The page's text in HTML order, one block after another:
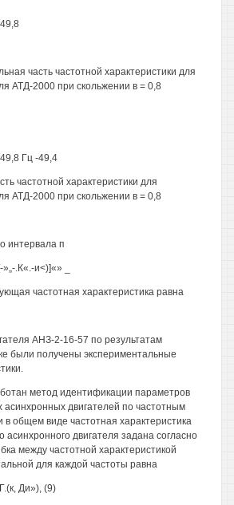
часть частотной характеристики для
АТД-2000 при скольжении в = 0,8
Гц -49,4
частотной характеристики для
АТД-2000 при скольжении в = 0,8
интервала п
.К«.-и<)]«» _
частотная характеристика равна
АНЗ-2-16-57 по результатам
были получены экспериментальные
метод идентификации параметров
асинхронных двигателей по частотным
в общем виде частотная характеристика
асинхронного двигателя задана согласно
между частотной характеристикой
для каждой частоты равна
Ди»), (9)